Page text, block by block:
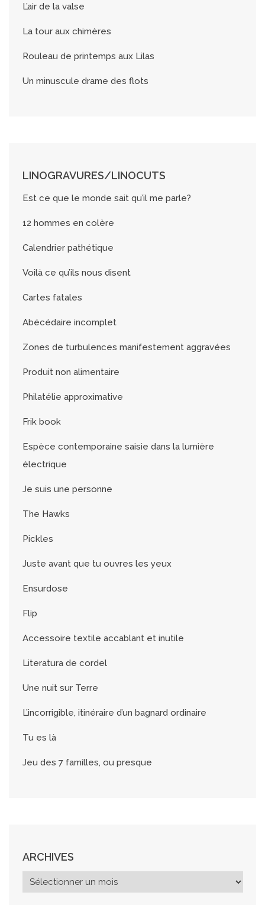
L’air de la valse
La tour aux chimères
Rouleau de printemps aux Lilas
Un minuscule drame des flots
LINOGRAVURES/LINOCUTS
Est ce que le monde sait qu’il me parle?
12 hommes en colère
Calendrier pathétique
Voilà ce qu’ils nous disent
Cartes fatales
Abécédaire incomplet
Zones de turbulences manifestement aggravées
Produit non alimentaire
Philatélie approximative
Frik book
Espèce contemporaine saisie dans la lumière
électrique
Je suis une personne
The Hawks
Pickles
Juste avant que tu ouvres les yeux
Ensurdose
Flip
Accessoire textile accablant et inutile
Literatura de cordel
Une nuit sur Terre
L’incorrigible, itinéraire d’un bagnard ordinaire
Tu es là
Jeu des 7 familles, ou presque
ARCHIVES
r